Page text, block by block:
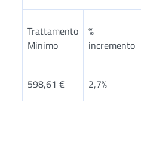
Trattamento
Minimo
%
incremento
598,61 € 2,7%